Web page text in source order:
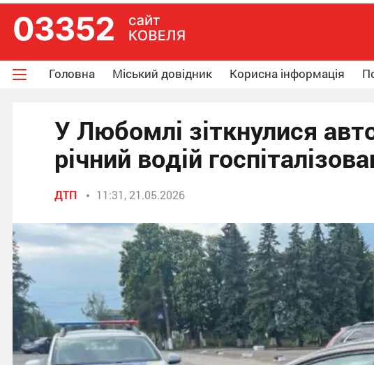
Головна Міський довідник Корисна інформація
У Любомлі зіткнулися
річний водій
ДТП 11:31, 21.05.2026